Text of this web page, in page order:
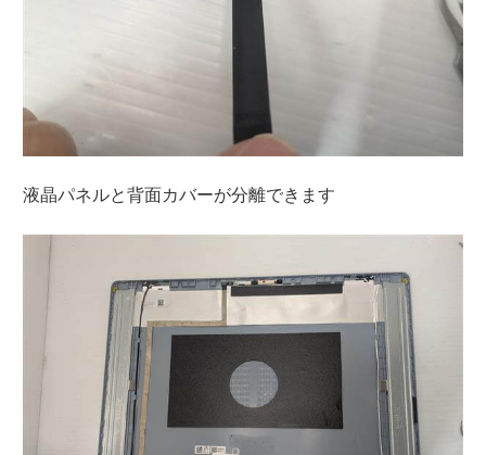
液晶パネルと背面カバーが分離できます